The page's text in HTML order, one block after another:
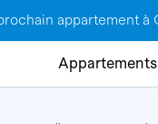
appartement à
Appartements